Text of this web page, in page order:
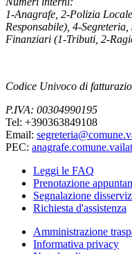
1-Anagrafe, 2-Polizia
Responsabile), 4-
Finanziari (1-Tributi, 2-
Codice Univoco di
P.IVA: 00304990195
Tel: +390363849108
Email:
PEC:
Leggi le FAQ
Prenotazione
Segnalazione
Richiesta d'assistenza
Amministrazione
Informativa privacy